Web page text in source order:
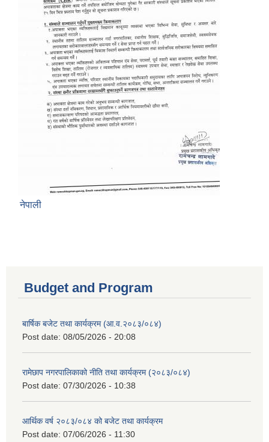
नेपाली
Budget and Program
बार्षिक बजेट तथा कार्यक्रम (आ.व.२०८३/०८४)
Post date: 08/05/2026 - 20:08
रामेछाप नगरपालिकाको नीति तथा कार्यक्रम (२०८३/०८४)
Post date: 07/30/2026 - 10:38
आर्थिक वर्ष २०८३/०८४ को बजेट तथा कार्यक्रम
Post date: 07/06/2026 - 11:30